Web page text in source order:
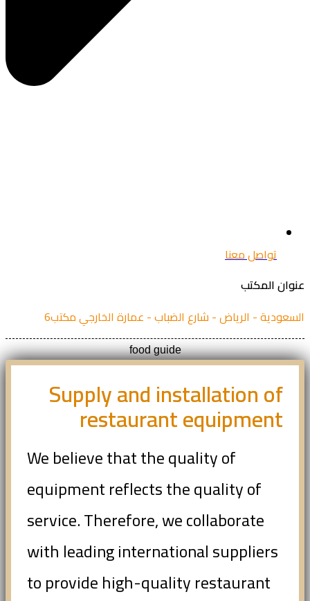
تواصل معنا
المكتب
- الرياض - شارع الضباب - عمارة الخارجي مكتب6
food guide
Supply and installation of
restaurant equipment
We believe that the quality of
equipment reflects the quality of
service. Therefore, we collaborate
with leading international suppliers
to provide high-quality restaurant